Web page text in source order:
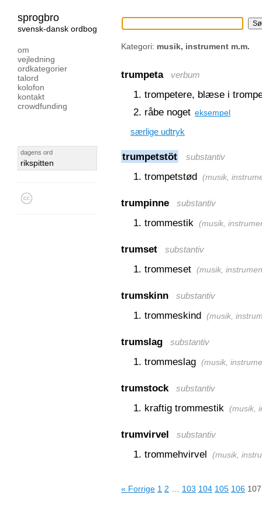
sprogbro
svensk-dansk ordbog
om
vejledning
ordkategorier
talord
kolofon
kontakt
crowdfunding
dagens ord
rikspitten
Kategori: musik, instrument m.m.
trumpeta verbum
trompetere, blæse i
råbe noget eksempel
særlige udtryk
trumpetstöt substantiv
trompetstød (musik,
trumpinne substantiv
trommestik (musik,
trumset substantiv
trommeset (musik,
trumskinn substantiv
trommeskind (musik,
trumslag substantiv
trommeslag (musik,
trumstock substantiv
kraftig trommestik (musik,
trumvirvel substantiv
trommehvirvel (musik,
« Forrige 1 2 103 104 105 106 107